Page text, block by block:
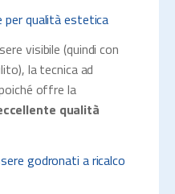
per qualità estetica
visibile (quindi con
la tecnica ad
offre la
qualità
godronati a ricalco